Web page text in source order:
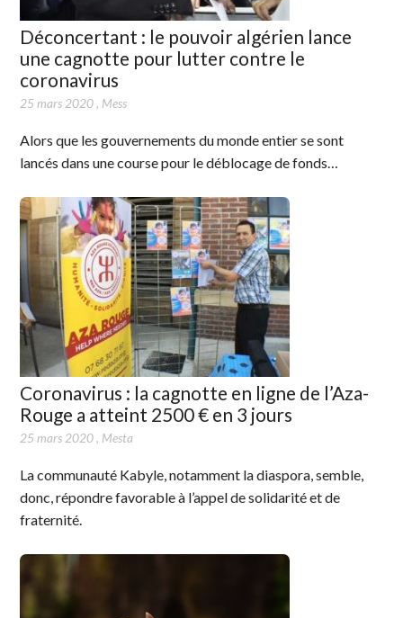
Déconcertant : le pouvoir algérien lance
une cagnotte pour lutter contre le
coronavirus
25 mars 2020, Mess
Alors que les gouvernements du monde entier se sont
lancés dans une course pour le déblocage de fonds…
Coronavirus : la cagnotte en ligne de l’Aza-
Rouge a atteint 2500 € en 3 jours
25 mars 2020, Mesta
La communauté Kabyle, notamment la diaspora, semble,
donc, répondre favorable à l’appel de solidarité et de
fraternité.